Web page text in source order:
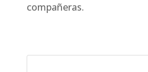
compañeras.